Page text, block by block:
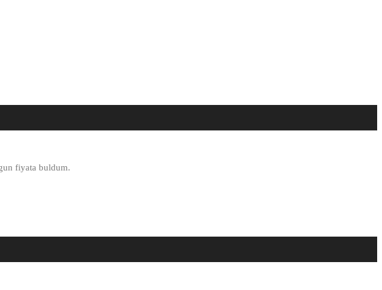
fiyata buldum.